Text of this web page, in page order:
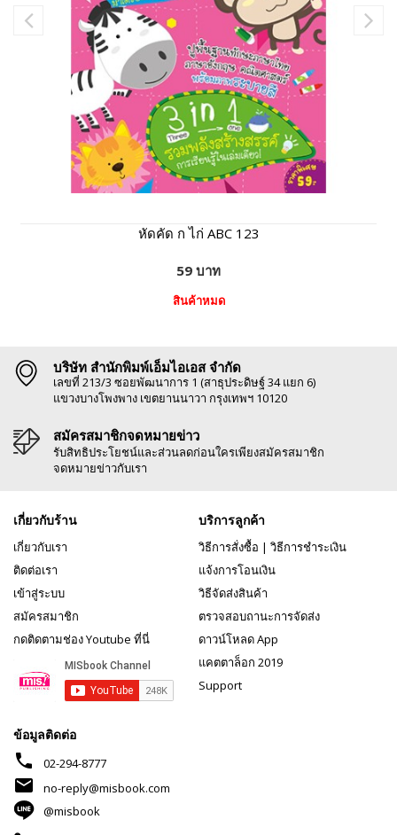
หัดคัด ก ไก่ ABC 123
59 บาท
สินค้าหมด
บริษัท สำนักพิมพ์เอ็มไอเอส จำกัด
เลขที่ 213/3 ซอยพัฒนาการ 1 (สาธุประดิษฐ์ 34 แยก 6)
แขวงบางโพงพาง เขตยานนาวา กรุงเทพฯ 10120
สมัครสมาชิกจดหมายข่าว
รับสิทธิประโยชน์และส่วนลดก่อนใครเพียงสมัครสมาชิก
จดหมายข่าวกับเรา
เกี่ยวกับร้าน
เกี่ยวกับเรา
ติดต่อเรา
เข้าสู่ระบบ
สมัครสมาชิก
กดติดตามช่อง Youtube ที่นี่
บริการลูกค้า
วิธีการสั่งซื้อ | วิธีการชำระเงิน
แจ้งการโอนเงิน
วิธีจัดส่งสินค้า
ตรวจสอบถานะการจัดส่ง
ดาวน์โหลด App
แคตตาล็อก 2019
Support
ข้อมูลติดต่อ
phone 02-294-8777
mail
no-reply@misbook.com
@misbook